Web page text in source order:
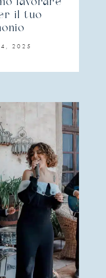
lavorare
il tuo
2025